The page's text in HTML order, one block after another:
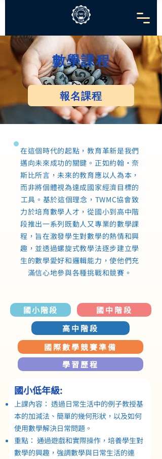
數學課程
報名課程
在這個時代的起點，教育革新是我們
邁向未來成功的關鍵。正如約翰·奈
斯比所言，未來的教育應以人為本，
而非將個體視為達成國家經濟目標的
工具。基於這個理念，TWMC協會致
力於培育數學人才，從國小到高中階
段推出一系列既動人又專業的數學課
程，旨在激發學生對數學的熱情和興
趣，並透過螺旋式教學法逐步建立學
生的數學愛好和邏輯能力，使他們充
滿信心地參與各種挑戰和競賽。
國小階段
國中階段
高中階段
國際數學競賽準備
學習歷程
國小低年級:
上課內容： 透過日常生活中的例子教授基
本的加減法、簡單的幾何形狀，以及如何
使用數學解決日常問題。
重點： 通過遊戲和實際操作，培養學生對
數學的興趣，強調數學與日常生活的連